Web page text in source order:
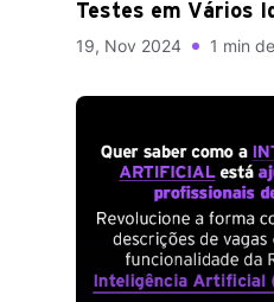
Testes em Vários
19, Nov 2024 1 min